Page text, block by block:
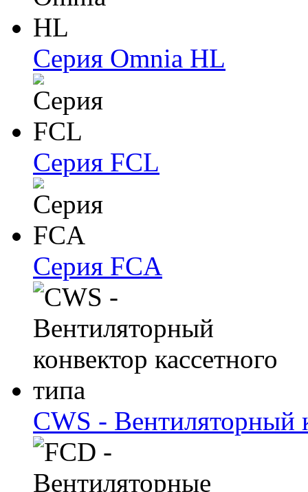
Серия Omnia HL
Серия FCL
Серия FCA
CWS - Вентиляторный